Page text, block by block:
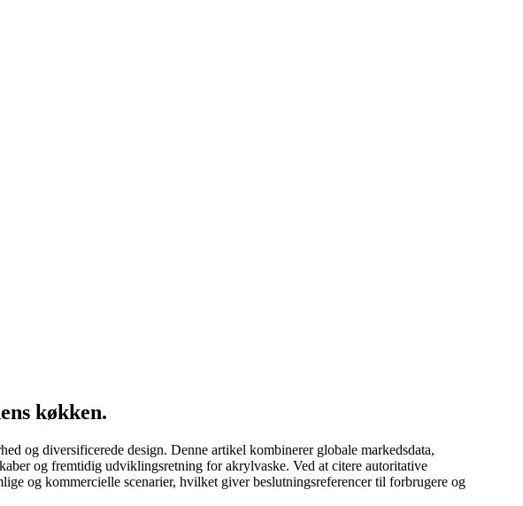
køkken.
og diversificerede design. Denne artikel kombinerer globale markedsdata,
og fremtidig udviklingsretning for akrylvaske. Ved at citere autoritative
og kommercielle scenarier, hvilket giver beslutningsreferencer til forbrugere og